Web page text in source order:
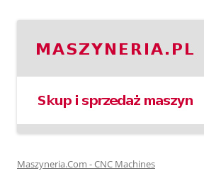
Maszyneria.Com - CNC Machines